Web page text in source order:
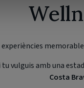
vulguis amb una
Costa